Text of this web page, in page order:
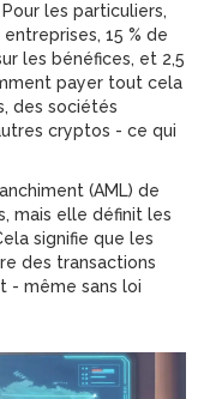
les particuliers,
15 % de
les bénéfices, et 2,5
payer tout cela
des sociétés
cryptos - ce qui
(AML) de
mais elle définit les
signifie que les
des transactions
- même sans loi